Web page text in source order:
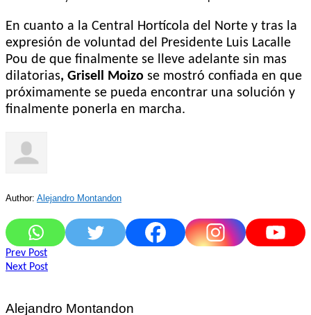
En cuanto a la Central Hortícola del Norte y tras la
expresión de voluntad del Presidente Luis Lacalle
Pou de que finalmente se lleve adelante sin mas
dilatorias, Grisell Moizo se mostró confiada en que
próximamente se pueda encontrar una solución y
finalmente ponerla en marcha.
Author: Alejandro Montandon
Navegación
de
Prev Post
Next Post
Alejandro Montandon